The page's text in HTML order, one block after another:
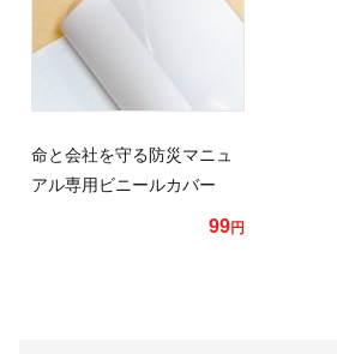
命と会社を守る防災マニュ
アル専用ビニールカバー
99円